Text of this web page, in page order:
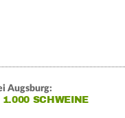
Augsburg:
SCHWEINE